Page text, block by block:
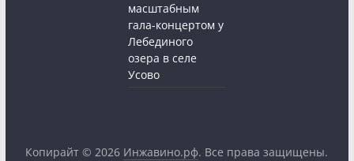
масштабным
гала-концертом у
Лебединого
озера в селе
Усово
Копирайт © 2026 Инжавино.рф. Все права защищены.